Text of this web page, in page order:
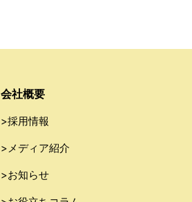
会社概要
>採用情報
>メディア紹介
>お知らせ